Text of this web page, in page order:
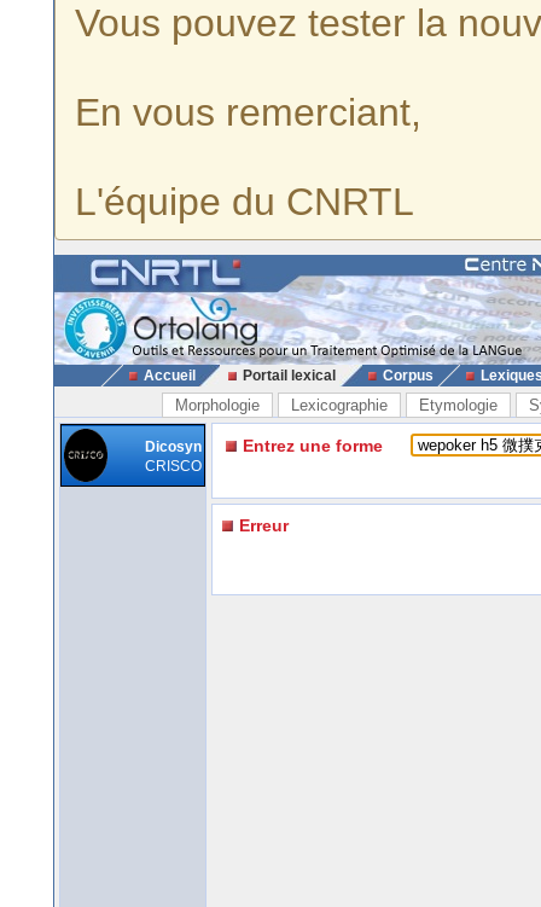
Vous pouvez tester la
En vous remerciant,
L'équipe du CNRTL
Accueil Portail lexical Corpus
Morphologie Lexicographie Etymologie
Dicosyn
CRISCO
Entrez une forme
Erreur